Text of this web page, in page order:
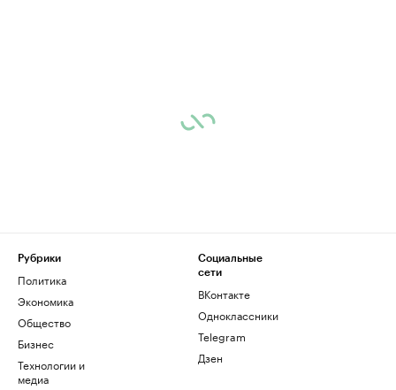
Рубрики
Политика
Экономика
Общество
Бизнес
Технологии и
медиа
Социальные
сети
ВКонтакте
Одноклассники
Telegram
Дзен